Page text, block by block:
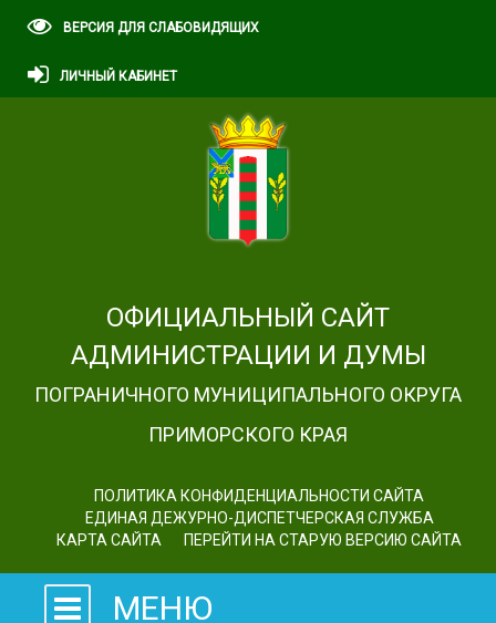
ВЕРСИЯ ДЛЯ СЛАБОВИДЯЩИХ
ЛИЧНЫЙ КАБИНЕТ
ОФИЦИАЛЬНЫЙ САЙТ
АДМИНИСТРАЦИИ И ДУМЫ
ПОГРАНИЧНОГО МУНИЦИПАЛЬНОГО ОКРУГА
ПРИМОРСКОГО КРАЯ
ПОЛИТИКА КОНФИДЕНЦИАЛЬНОСТИ САЙТА
ЕДИНАЯ ДЕЖУРНО-ДИСПЕТЧЕРСКАЯ СЛУЖБА
КАРТА САЙТА
ПЕРЕЙТИ НА СТАРУЮ ВЕРСИЮ САЙТА
МЕНЮ